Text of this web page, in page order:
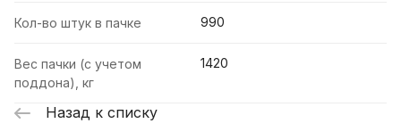
Кол-во штук в пачке 990
Вес пачки (с учетом
поддона), кг
1420
Назад к списку